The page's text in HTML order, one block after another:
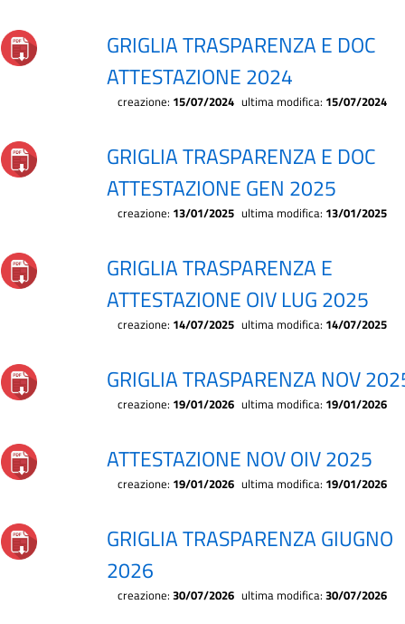
GRIGLIA TRASPARENZA E DOC
ATTESTAZIONE 2024
creazione: 15/07/2024 ultima modifica: 15/07/2024
GRIGLIA TRASPARENZA E DOC
ATTESTAZIONE GEN 2025
creazione: 13/01/2025 ultima modifica: 13/01/2025
GRIGLIA TRASPARENZA E
ATTESTAZIONE OIV LUG 2025
creazione: 14/07/2025 ultima modifica: 14/07/2025
GRIGLIA TRASPARENZA NOV
creazione: 19/01/2026 ultima modifica: 19/01/2026
ATTESTAZIONE NOV OIV 2025
creazione: 19/01/2026 ultima modifica: 19/01/2026
GRIGLIA TRASPARENZA GIUGNO
2026
creazione: 30/07/2026 ultima modifica: 30/07/2026